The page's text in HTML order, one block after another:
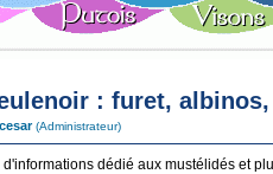
: furet,
cesar (Administrateur)
d'informations dédié aux mustélidés et